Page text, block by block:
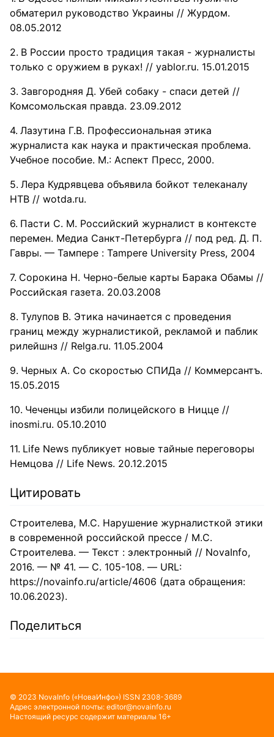
обматерил руководство Украины // Журдом.
08.05.2012
В России просто традиция такая - журналисты
только с оружием в руках! // yablor.ru. 15.01.2015
Завгородняя Д. Убей собаку - спаси детей //
Комсомольская правда. 23.09.2012
Лазутина Г.В. Профессиональная этика
журналиста как наука и практическая проблема.
Учебное пособие. М.: Аспект Пресс, 2000.
Лера Кудрявцева объявила бойкот телеканалу
НТВ // wotda.ru.
Пасти С. М. Российский журналист в контексте
перемен. Медиа Санкт-Петербурга // под ред. Д. П.
Гавры. — Тампере : Tampere University Press, 2004
Сорокина Н. Черно-белые карты Барака Обамы //
Российская газета. 20.03.2008
Тулупов В. Этика начинается с проведения
границ между журналистикой, рекламой и паблик
рилейшнз // Relga.ru. 11.05.2004
Черных А. Со скоростью СПИДа // Коммерсантъ.
15.05.2015
Чеченцы избили полицейского в Ницце //
inosmi.ru. 05.10.2010
Life News публикует новые тайные переговоры
Немцова // Life News. 20.12.2015
Цитировать
Строителева, М.С. Нарушение журналисткой этики
в современной российской прессе / М.С.
Строителева. — Текст : электронный // NovaInfo,
2016. — № 41. — С. 105-108. — URL:
https://novainfo.ru/article/4606 (дата обращения:
10.06.2023).
Поделиться
© 2023 NovaInfo («НоваИнфо») ISSN 2308-3689
Адрес электронной почты: editor@novainfo.ru
Настоящий ресурс содержит материалы 16+